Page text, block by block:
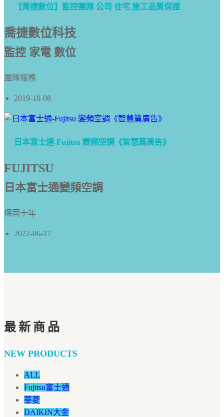
【喬捷數位】監控團隊 公司 住宅 施工品質保證
喬捷數位科技
監控 家電 數位
團隊服務
2019-10-08
日本富士通-Fujitsu 變頻空調《智慧篇廣告》
FUJITSU
日本富士通變頻空調
保固十年
2022-06-17
最新商品
NEW PRODUCTS
ALL
Fujitsu富士通
華菱
DAIKIN大金